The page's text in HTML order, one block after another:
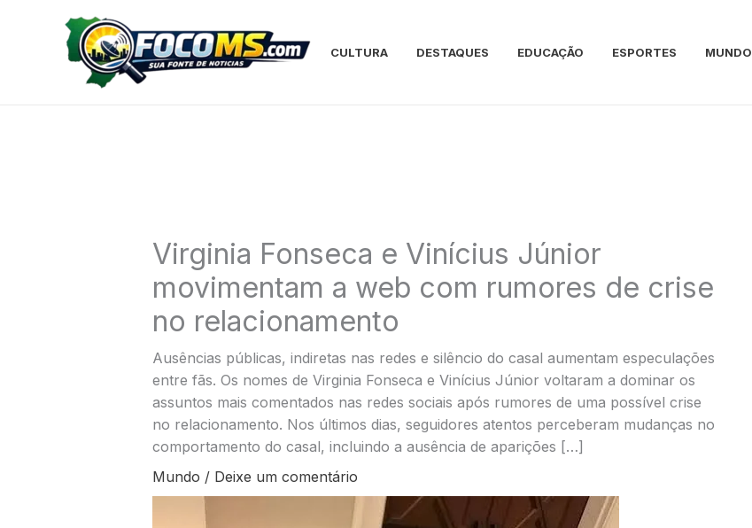
CULTURA DESTAQUES EDUCAÇÃO ESPORTES MUNDO
Virginia Fonseca e Vinícius Júnior
movimentam a web com rumores de crise
no relacionamento
Ausências públicas, indiretas nas redes e silêncio do casal aumentam especulações
entre fãs. Os nomes de Virginia Fonseca e Vinícius Júnior voltaram a dominar os
assuntos mais comentados nas redes sociais após rumores de uma possível crise
no relacionamento. Nos últimos dias, seguidores atentos perceberam mudanças no
comportamento do casal, incluindo a ausência de aparições […]
Mundo / Deixe um comentário